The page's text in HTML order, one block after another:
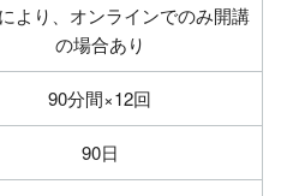
より、オンラインでのみ開講
の場合あり
90分間×12回
90日